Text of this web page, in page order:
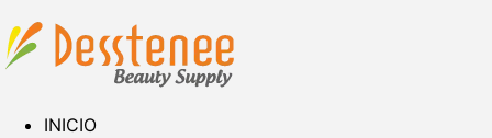
INICIO